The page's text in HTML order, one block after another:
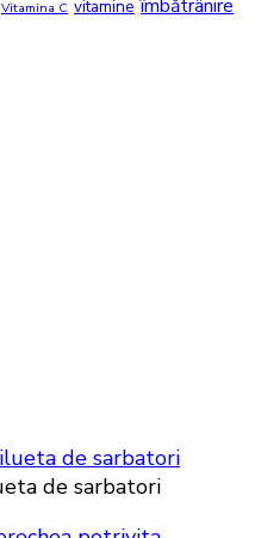
Vitamina C vitamine îmbătrânire
de sarbatori